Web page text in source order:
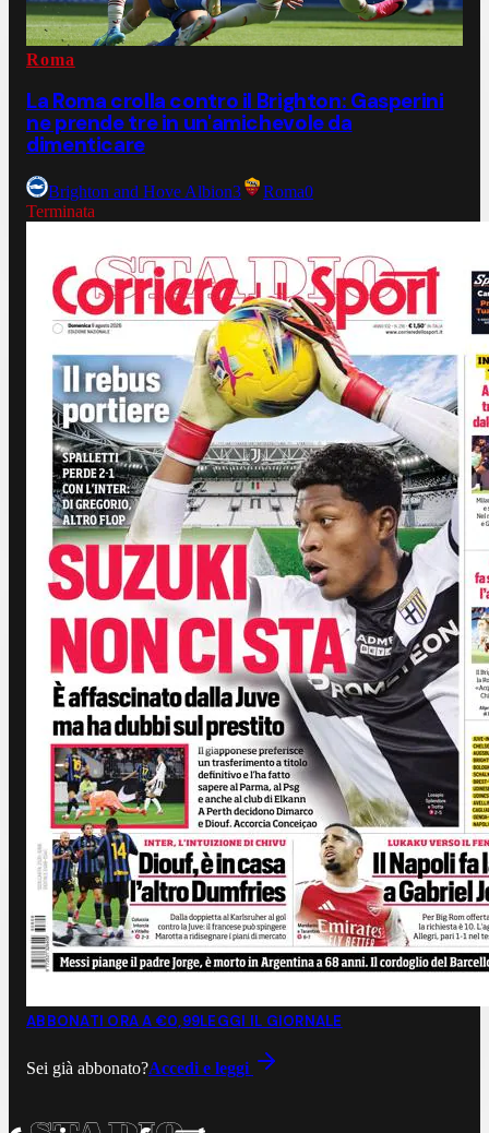
Roma
La Roma crolla contro il Brighton: Gasperini
ne prende tre in un'amichevole da
dimenticare
Brighton and Hove Albion3 Roma0
Terminata
ABBONATI ORA A €0,99LEGGI IL GIORNALE
Sei già abbonato?Accedi e leggi